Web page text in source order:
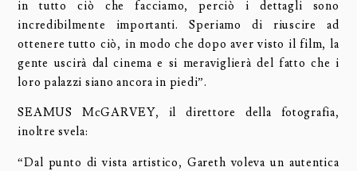
in tutto ciò che facciamo, perciò i dettagli sono
incredibilmente importanti. Speriamo di riuscire ad
ottenere tutto ciò, in modo che dopo aver visto il film, la
gente uscirà dal cinema e si meraviglierà del fatto che i
loro palazzi siano ancora in piedi”.
SEAMUS McGARVEY, il direttore della fotografia,
inoltre svela:
“Dal punto di vista artistico, Gareth voleva un autentica